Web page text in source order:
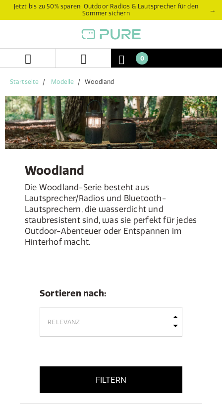
Zum
ZumJetzt bis zu 50% sparen: Outdoor Radios & Lautsprecher für den
Sommer sichern
→
0
Startseite Modelle Woodland
Woodland
Die Woodland-Serie besteht aus
Lautsprecher/Radios und Bluetooth-
Lautsprechern, die wasserdicht und
staubresistent sind, was sie perfekt für jedes
Outdoor-Abenteuer oder Entspannen im
Hinterhof macht.
Sortieren nach:
FILTERN